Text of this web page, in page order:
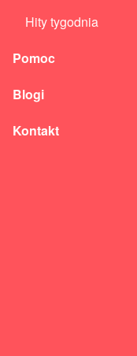
Hity tygodnia
Pomoc
Blogi
Kontakt